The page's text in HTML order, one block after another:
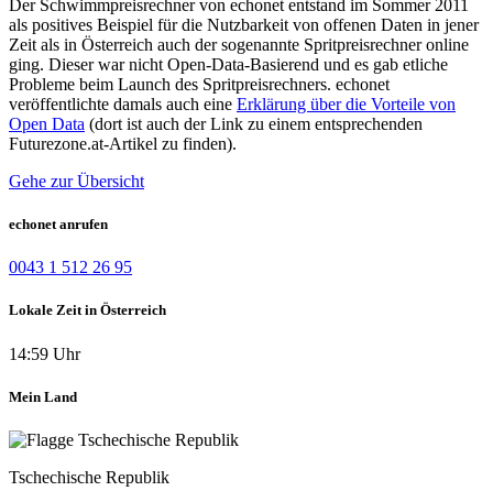
Der Schwimmpreisrechner von echonet entstand im Sommer 2011
als positives Beispiel für die Nutzbarkeit von offenen Daten in jener
Zeit als in Österreich auch der sogenannte Spritpreisrechner online
ging. Dieser war nicht Open-Data-Basierend und es gab etliche
Probleme beim Launch des Spritpreisrechners. echonet
veröffentlichte damals auch eine Erklärung über die Vorteile von
Open Data (dort ist auch der Link zu einem entsprechenden
Futurezone.at-Artikel zu finden).
Gehe zur Übersicht
echonet anrufen
0043 1 512 26 95
Lokale Zeit in Österreich
14:59 Uhr
Mein Land
Tschechische Republik